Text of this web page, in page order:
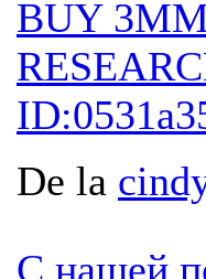
BUY
De la
С нашей